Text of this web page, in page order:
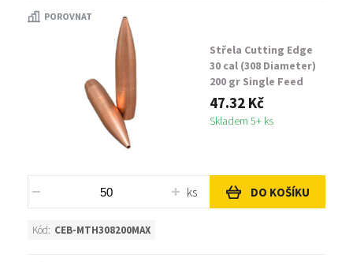
POROVNAT
Střela Cutting Edge
30 cal (308 Diameter)
200 gr Single Feed
MTH
47.32 Kč
Skladem 5+ ks
ks DO KOŠÍKU
Kód: CEB-MTH308200MAX